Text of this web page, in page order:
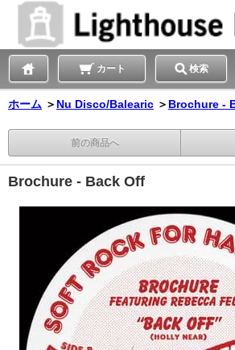
カート 検索
ホーム ＞ Nu Disco/Balearic ＞ Brochure -
前の商品へ
Brochure - Back Off